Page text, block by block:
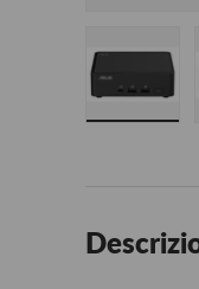
Carica